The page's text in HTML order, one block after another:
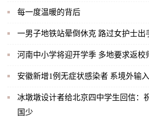
每一度温暖的背后
一男子地铁站晕倒休克 路过女护士出
河南中小学将迎开学季 多地要求返校
安徽新增1例无症状感染者 系境外输入
冰墩墩设计者给北京四中学生回信：
国少